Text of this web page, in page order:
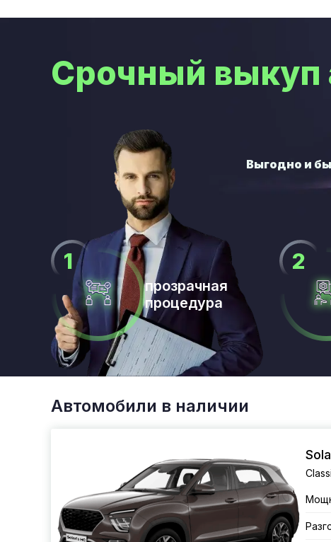
Срочный выкуп
прозрачная
процедура
Автомобили в наличии